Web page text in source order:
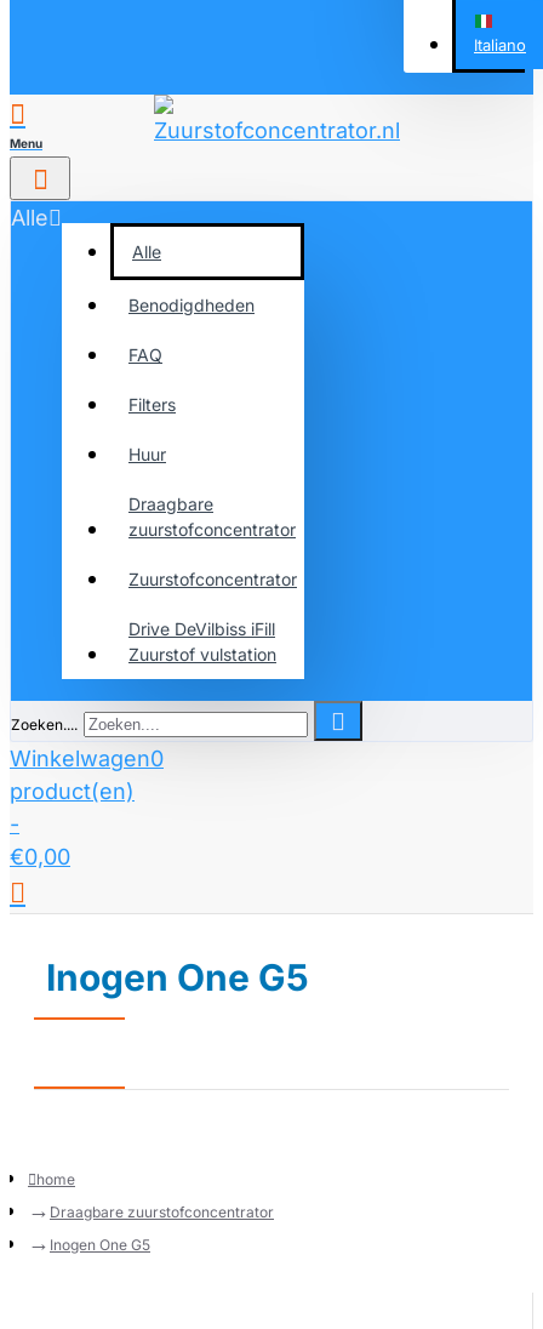
Italiano
Alle
Alle
Benodigdheden
FAQ
Filters
Huur
Draagbare
zuurstofconcentrator
Zuurstofconcentrator
Drive DeVilbiss iFill
Zuurstof vulstation
Zoeken....
Winkelwagen0
product(en)
-
€0,00
Inogen One G5
home
Draagbare zuurstofconcentrator
Inogen One G5